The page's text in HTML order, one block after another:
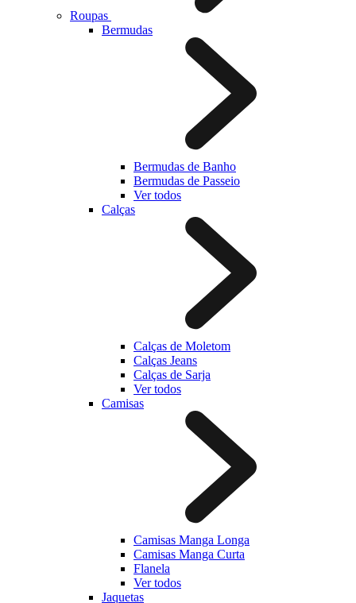
Roupas
Bermudas
Bermudas de Banho
Bermudas de Passeio
Ver todos
Calças
Calças de Moletom
Calças Jeans
Calças de Sarja
Ver todos
Camisas
Camisas Manga Longa
Camisas Manga Curta
Flanela
Ver todos
Jaquetas